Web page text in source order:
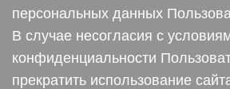
персональных данных
В случае несогласия с
конфиденциальности
прекратить использование